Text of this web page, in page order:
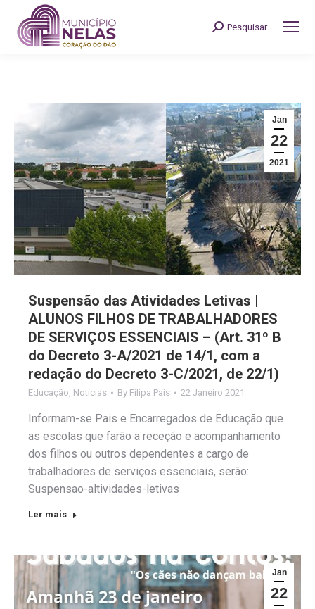
Search:
Pesquisar
Jan
22
2021
Suspensão das Atividades Letivas |
ALUNOS FILHOS DE TRABALHADORES
DE SERVIÇOS ESSENCIAIS – (Art. 31º B
do Decreto 3-A/2021 de 14/1, com a
redação do Decreto 3-C/2021, de 22/1)
Educação Notícias By Filipa Pais 22 Janeiro 2021
Informam-se Pais e Encarregados de Educação que
as escolas que farão a receção e acompanhamento
dos filhos ou outros dependentes a cargo de
trabalhadores de serviços essenciais, serão:
Suspensao-altividades-letivas
Ler mais
Jan
22